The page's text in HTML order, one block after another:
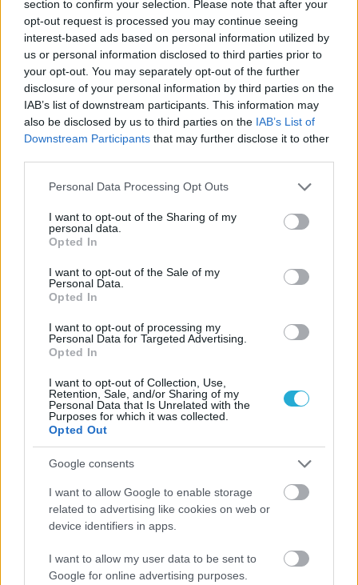
section to confirm your selection. Please note that after your
opt-out request is processed you may continue seeing
interest-based ads based on personal information utilized by
us or personal information disclosed to third parties prior to
your opt-out. You may separately opt-out of the further
disclosure of your personal information by third parties on the
IAB’s list of downstream participants. This information may
also be disclosed by us to third parties on the IAB’s List of
Downstream Participants that may further disclose it to other
Please note that this website/app uses one or more Google
not limited to your visit or usage behaviour. You may click to
grant or deny consent to Google and its third-party tags to
use your data for below specified purposes in below Google
consent section.
Personal Data Processing Opt Outs
I want to opt-out of the Sharing of my
personal data.
Opted In
I want to opt-out of the Sale of my
Personal Data.
Opted In
I want to opt-out of processing my
Personal Data for Targeted Advertising.
Opted In
I want to opt-out of Collection, Use,
Retention, Sale, and/or Sharing of my
Personal Data that Is Unrelated with the
Purposes for which it was collected.
Opted Out
Google consents
I want to allow Google to enable storage
related to advertising like cookies on web or
device identifiers in apps.
I want to allow my user data to be sent to
Google for online advertising purposes.
ΠΕΝΥ ΡΟΝΤΟΓΙΑΝΝΗ
11/03/2026
Από την Περούτζια του 2000
στο σήμερα: Tο τρίτο
ευρωπαϊκό ραντεβού του
Παναθηναϊκού με την
ιστορία
08/03/2026
Α.Ο. Θήρας